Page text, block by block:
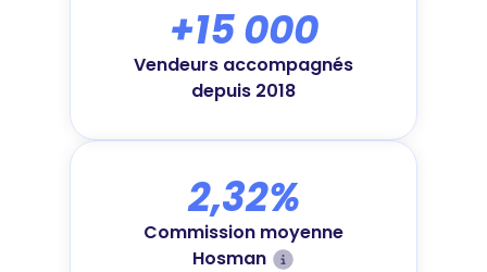
+15 000
Vendeurs accompagnés
depuis 2018
2,32%
Commission moyenne
Hosman